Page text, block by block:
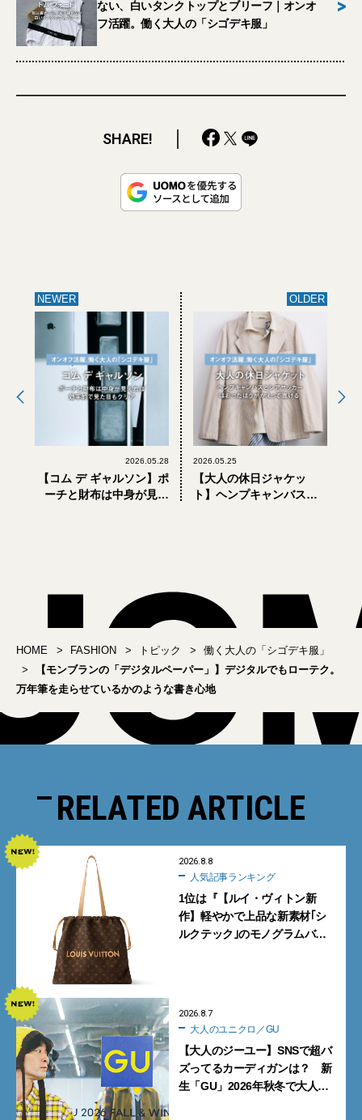
ない、白いタンクトップとブリーフ｜オンオ
フ活躍。働く大人の「シゴデキ服」
>
SHARE!
NEWER
2026.05.28
【コム デ ギャルソン】ポ
ーチと財布は中身が見え
OLDER
2026.05.25
【大人の休日ジャケッ
ト】ヘンプキャンバスと
HOME FASHION トピック
働く大人の「シゴデキ服」
【モンブランの「デジタルペーパー」】デジタルでもローテク。
万年筆を走らせているかのような書き心地
RELATED ARTICLE
2026.8.8
人気記事ランキング
1位は『【ルイ・ヴィトン新
作】軽やかで上品な新素材｢シ
ルクテック｣のモノグラムバッ
2026.8.7
大人のユニクロ／GU
【大人のジーユー】SNSで超バ
ズってるカーディガンは？ 新
生「GU」2026年秋冬で大人メ